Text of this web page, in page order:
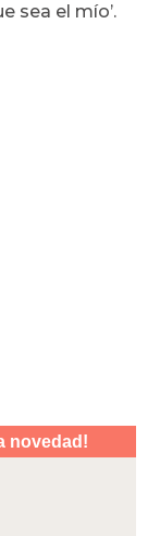
sea el mío’.